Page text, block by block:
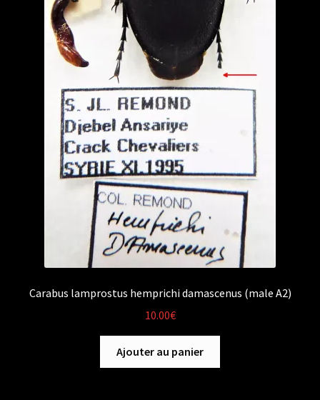
Carabus lamprostus hemprichi damascenus (male A2)
10.00€
Ajouter au panier